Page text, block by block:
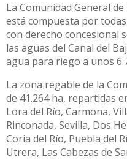
La Comunidad General
está compuesta por
con derecho concesional
las aguas del Canal del
agua para riego a unos
La zona regable de la
de 41.264 ha, repartidas
Lora del Río, Carmona,
Rinconada, Sevilla, Dos
Coria del Río, Puebla del
Utrera, Las Cabezas de